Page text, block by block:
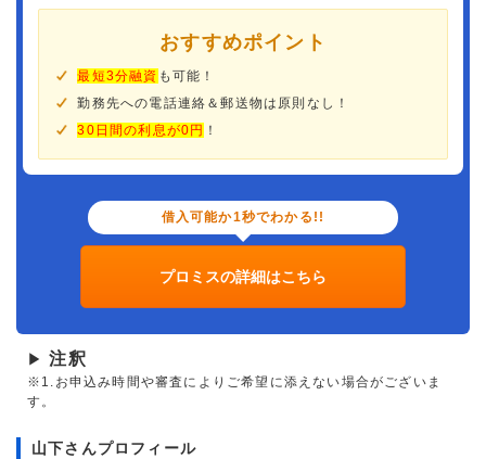
おすすめポイント
最短3分融資 も可能！
勤務先への電話連絡＆郵送物は原則なし！
30日間の利息が0円 ！
借入可能か1秒でわかる!!
プロミスの詳細はこちら
▶ 注釈
※1.お申込み時間や審査によりご希望に添えない場合がございま
す。
山下さんプロフィール